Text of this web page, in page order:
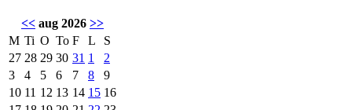
<< aug 2026 >>
M Ti O To F L
S
27 28 29 30 31 1
2
3
4 5 6 7 8
9
10 11 12 13 14 15 16